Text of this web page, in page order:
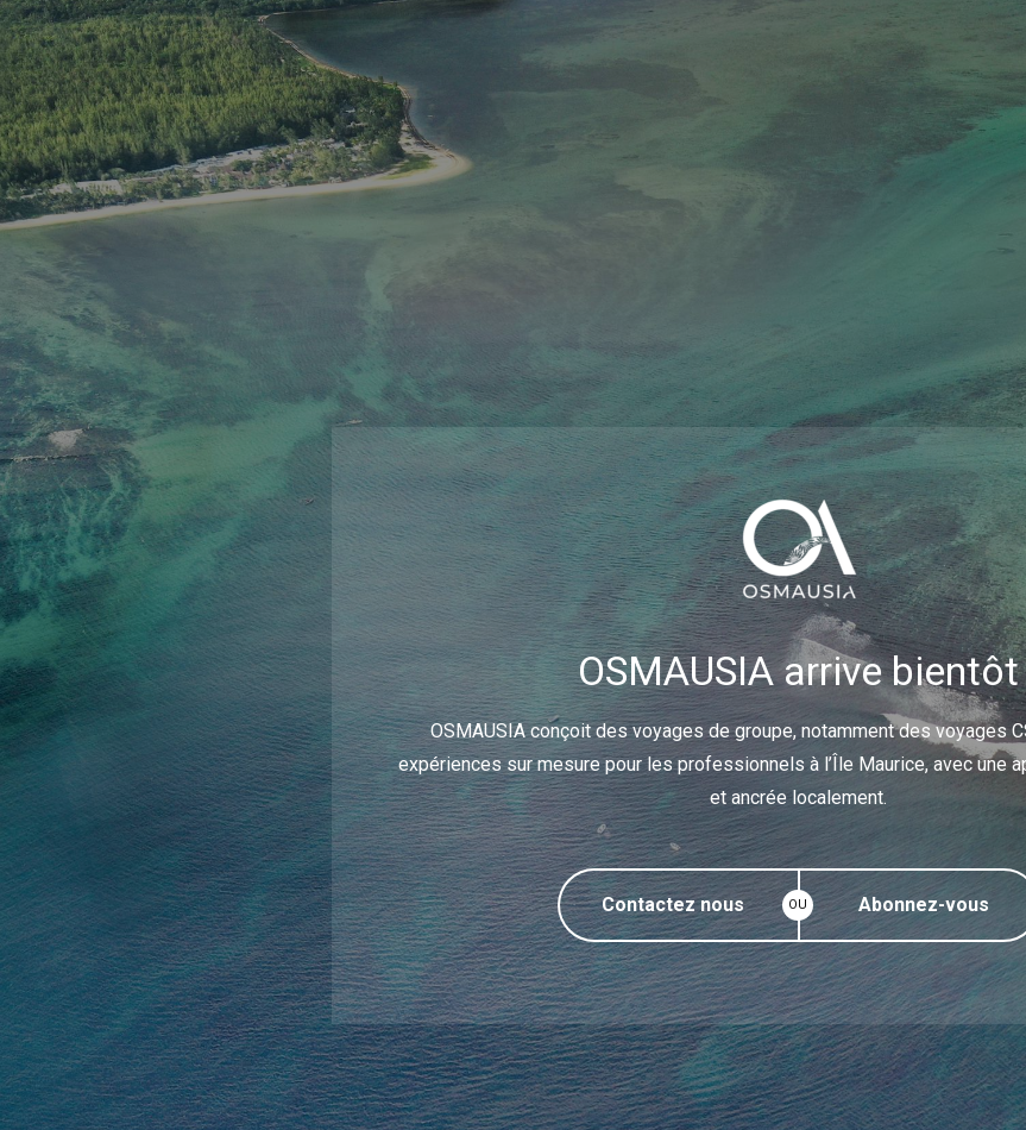
OSMAUSIA arrive bientôt
OSMAUSIA conçoit des voyages de groupe, notamment des voyages
expériences sur mesure pour les professionnels à l’Île Maurice, avec une
et ancrée localement.
Contactez nous OU Abonnez-vous